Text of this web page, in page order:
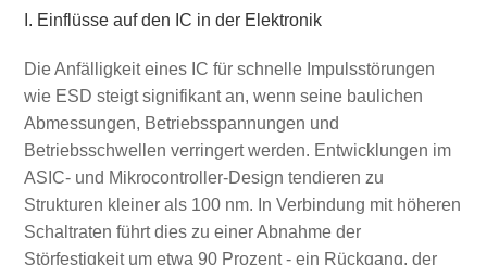
I. Einflüsse auf den IC in der Elektronik
Die Anfälligkeit eines IC für schnelle Impulsstörungen
wie ESD steigt signifikant an, wenn seine baulichen
Abmessungen, Betriebsspannungen und
Betriebsschwellen verringert werden. Entwicklungen im
ASIC- und Mikrocontroller-Design tendieren zu
Strukturen kleiner als 100 nm. In Verbindung mit höheren
Schaltraten führt dies zu einer Abnahme der
Störfestigkeit um etwa 90 Prozent - ein Rückgang, der